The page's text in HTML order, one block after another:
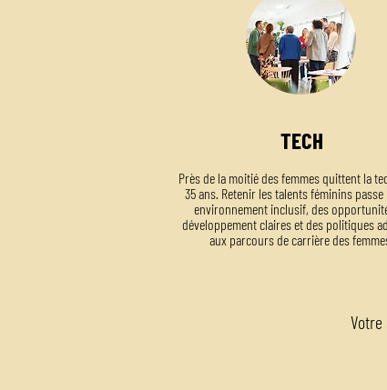
TECH
Près de la moitié des femmes quittent la
35 ans. Retenir les talents féminins
environnement inclusif, des
développement claires et des politiques
aux parcours de carrière des
Votre